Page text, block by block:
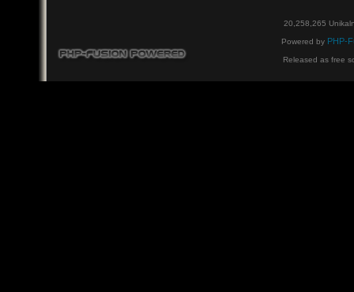
20,258,265
Powered by PHP-
Released as free